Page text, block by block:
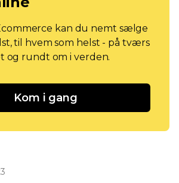
kan du nemt sælge
til hvem som helst - på tværs
og rundt om i verden.
Kom i gang